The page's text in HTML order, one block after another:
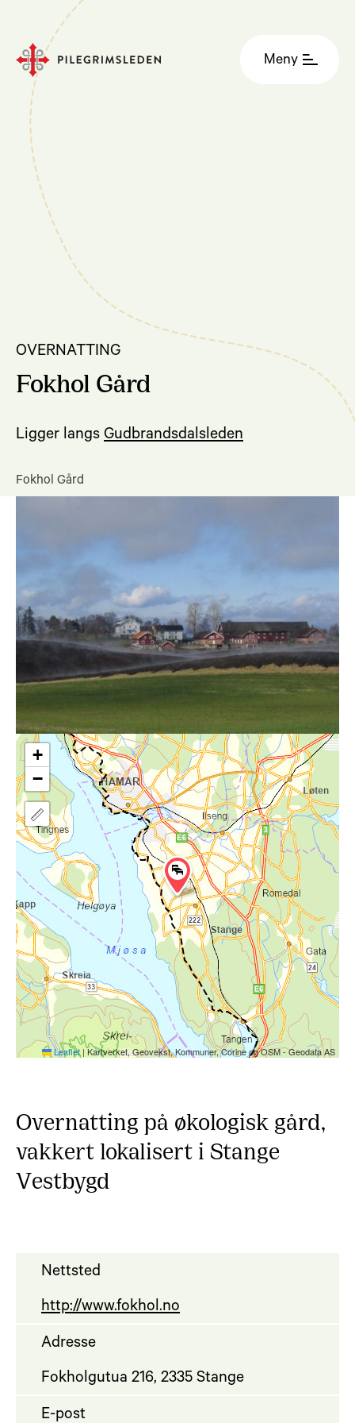
Meny
OVERNATTING
Fokhol Gård
Ligger langs Gudbrandsdalsleden
+
−
Leaflet |Kartverket, Geovekst, Kommuner, Corine og OSM - Geodata AS
Fokhol Gård
Overnatting på økologisk gård,
vakkert lokalisert i Stange
Vestbygd
Nettsted
http://www.fokhol.no
Adresse
Fokholgutua 216, 2335 Stange
E-post